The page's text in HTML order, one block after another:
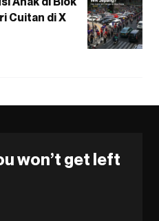
Cuitan di X
won’t get left